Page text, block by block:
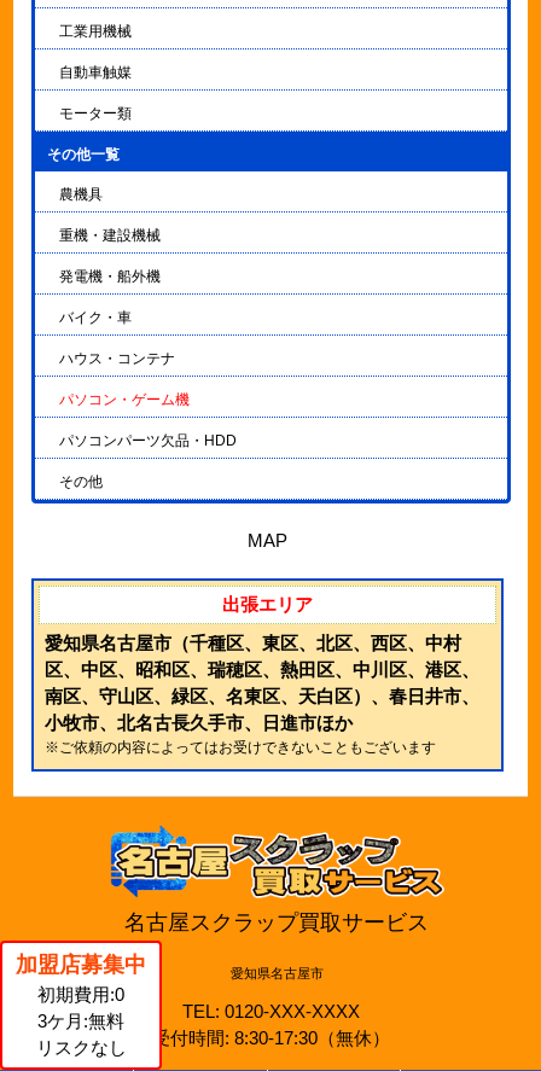
工業用機械
自動車触媒
モーター類
その他一覧
農機具
重機・建設機械
発電機・船外機
バイク・車
ハウス・コンテナ
パソコン・ゲーム機
パソコンパーツ欠品・HDD
その他
MAP
出張エリア
愛知県名古屋市（千種区、東区、北区、西区、中村
区、中区、昭和区、瑞穂区、熱田区、中川区、港区、
南区、守山区、緑区、名東区、天白区）、春日井市、
小牧市、北名古長久手市、日進市ほか
※ご依頼の内容によってはお受けできないこともございます
名古屋スクラップ買取サービス
愛知県名古屋市
TEL: 0120-XXX-XXXX
受付時間: 8:30-17:30（無休）
加盟店募集中
初期費用:0
3ケ月:無料
リスクなし